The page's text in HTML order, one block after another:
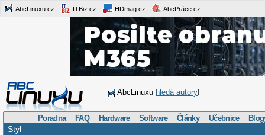
AbcLinuxu.cz ITBiz.cz HDmag.cz AbcPráce.cz
AbcLinuxu hledá autory!
Poradna FAQ Hardware Software Články Učebnice
Styl